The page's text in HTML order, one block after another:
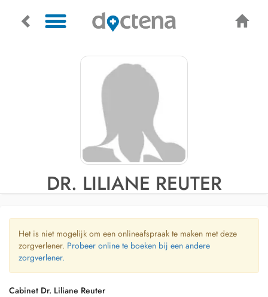
DR. LILIANE REUTER
Het is niet mogelijk om een onlineafspraak te maken met deze
zorgverlener. Probeer online te boeken bij een andere
zorgverlener.
Cabinet Dr. Liliane Reuter